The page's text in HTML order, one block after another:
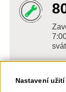
Nastavení